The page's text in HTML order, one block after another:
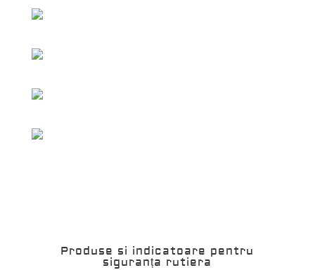
Produse si indicatoare pentru
siguranța rutiera